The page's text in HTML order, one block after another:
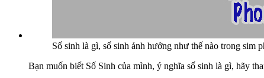
Số sinh là gì, số sinh ảnh hưởng như thế nào trong sim
Bạn muốn biết Số Sinh của mình, ý nghĩa số sinh là gì, hãy